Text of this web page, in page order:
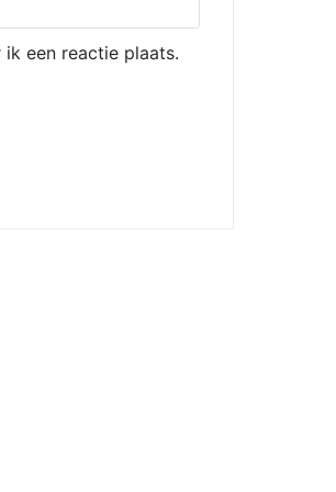
een reactie plaats.